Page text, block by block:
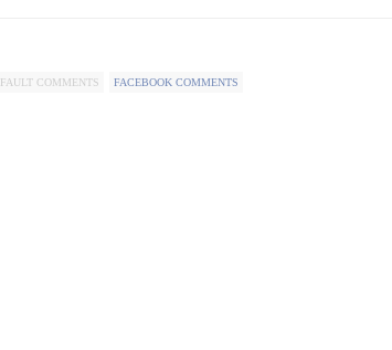
COMMENTS FACEBOOK COMMENTS